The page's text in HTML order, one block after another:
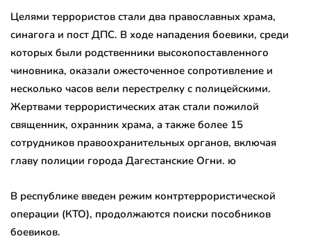
Целями террористов стали два православных храма,
синагога и пост ДПС. В ходе нападения боевики, среди
которых были родственники высокопоставленного
чиновника, оказали ожесточенное сопротивление и
несколько часов вели перестрелку с полицейскими.
Жертвами террористических атак стали пожилой
священник, охранник храма, а также более 15
сотрудников правоохранительных органов, включая
главу полиции города Дагестанские Огни. ю
В республике введен режим контртеррористической
операции (КТО), продолжаются поиски пособников
боевиков.